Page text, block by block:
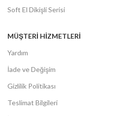
Soft El Dikişli Serisi
MÜŞTERİ HİZMETLERİ
Yardım
İade ve Değişim
Gizlilik Politikası
Teslimat Bilgileri